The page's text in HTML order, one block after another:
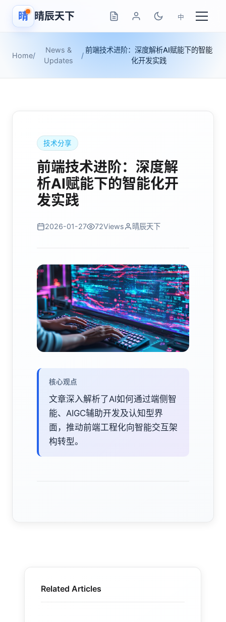
晴 晴辰天下 中
Home/
News &
Updates
/
前端技术进阶：深度解析AI赋能下的智能
化开发实践
技术分享
前端技术进阶：深度解
析AI赋能下的智能化开
发实践
2026-01-27 72Views 晴辰天下
核心观点
文章深入解析了AI如何通过端侧智
能、AIGC辅助开发及认知型界
面，推动前端工程化向智能交互架
构转型。
Related Articles